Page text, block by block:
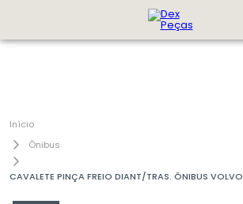
Ônibus
CAVALETE PINÇA FREIO DIANT/TRAS. ÔNIBUS VOLVO